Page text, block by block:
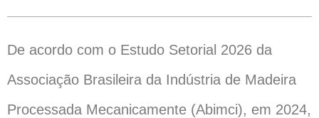
De acordo com o Estudo Setorial 2026 da
Associação Brasileira da Indústria de Madeira
Processada Mecanicamente (Abimci), em 2024,